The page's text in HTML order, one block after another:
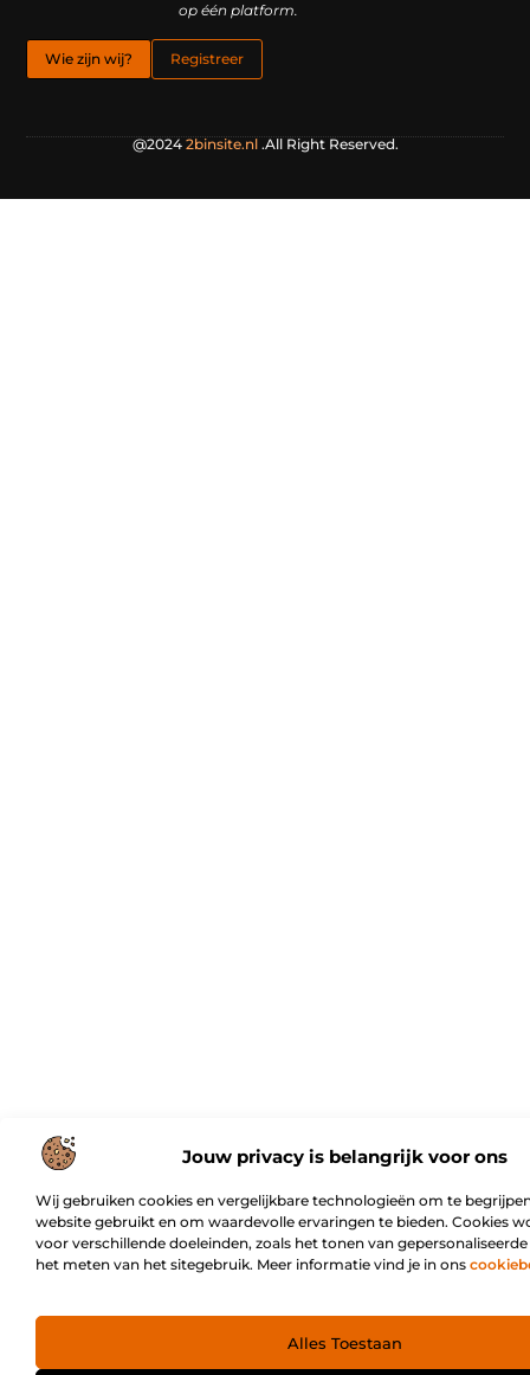
Jouw privacy is belangrijk voor ons
Wij gebruiken cookies en vergelijkbare technologieën om te
website gebruikt en om waardevolle ervaringen te bieden. Cookies
voor verschillende doeleinden, zoals het tonen van
het meten van het sitegebruik. Meer informatie vind je in ons
Alles Toestaan
op één platform.
Wie zijn wij? Registreer
@2024 2binsite.nl.All Right Reserved.